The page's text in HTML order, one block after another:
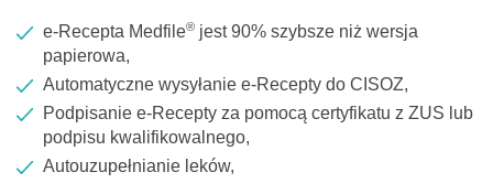
e-Recepta Medfile® jest 90% szybsze niż wersja
papierowa,
Automatyczne wysyłanie e-Recepty do CISOZ,
Podpisanie e-Recepty za pomocą certyfikatu z ZUS lub
podpisu kwalifikowalnego,
Autouzupełnianie leków,